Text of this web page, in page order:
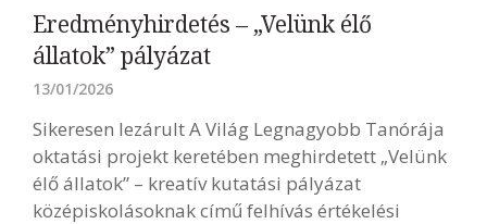
Eredményhirdetés – „Velünk élő
állatok” pályázat
13/01/2026
Sikeresen lezárult A Világ Legnagyobb Tanórája
oktatási projekt keretében meghirdetett „Velünk
élő állatok” – kreatív kutatási pályázat
középiskolásoknak című felhívás értékelési